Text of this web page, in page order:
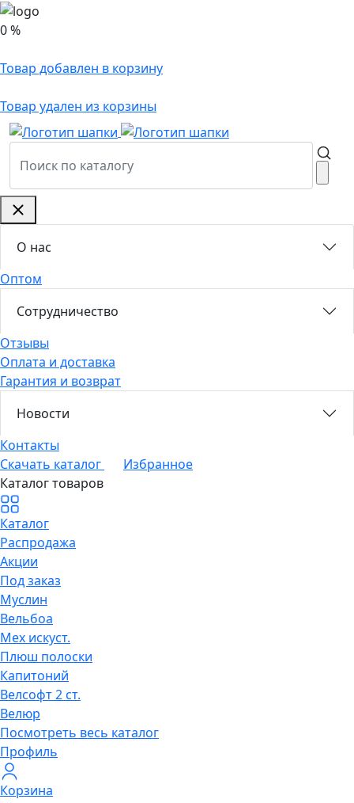
0 %
Товар добавлен в корзину
Товар удален из корзины
О нас
Оптом
Сотрудничество
Отзывы
Оплата и доставка
Гарантия и возврат
Новости
Контакты
Скачать каталог
Избранное
Каталог товаров
Каталог
Распродажа
Акции
Под заказ
Муслин
Вельбоа
Мех искуст.
Плюш полоски
Капитоний
Велсофт 2 ст.
Велюр
Посмотреть весь каталог
Профиль
Корзина